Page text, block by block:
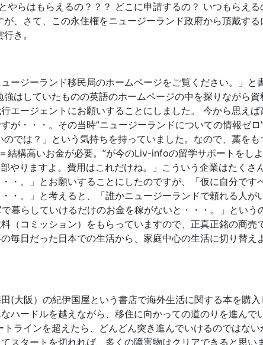
らはもらえるの？？？ どこに申請するの？ いつもらえ
、さて、この永住権をニュージーランド政府から頂戴す
き。
ジーランド移民局のホームページをご覧ください。」と
はしていたものの英語のホームページの中を探りながら
エージェントにお願いすることにしました。 今から思え
・・・。その当時”ニュージーランドについての情報ゼ
では？」という気持ちを持っていました。なので、藁を
構高いお金が必要。”が今のLiv-infoの留学サポートをし
りますよ。費用はこれだけね。」こういう企業はたくさ
・。」とお願いすることにしたのですが、「仮に自分です
・。」と考えると、「誰かニュージーランドで頼れる人が
暮らしていけるだけのお金を稼がないと・・・。」という
（コミッション）をもらっていますので、正真正銘の商売
毎日だった日本での生活から、家庭中心の生活に切り替え
(大阪）の紀伊国屋という書店で海外生活に関する本を購
ハードルを越えながら、移住に向かっての道のりを進んで
ラインを超えたら、どんどん突き進んでいけるのではな
スタートを切れれば、多くの障害物はクリアできると思い